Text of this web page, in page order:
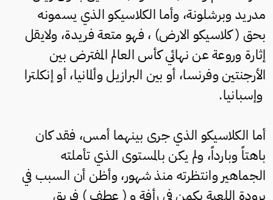
مدريد وبرشلونة، وأما الكلاسيكو الذي يسمونه
بحق ( كلاسيكو الارض) ، فهو متعة فريدة، ولايقل
إثارة وروعة عن نهائي كأس العالم المفترض بين
الأرجنتين وفرنسا، أو بين البرازيل وألمانيا، أو إنكلترا
وإسبانيا.
أما الكلاسيكو الذي جرى بينهما أمس، فقد كان
باهتاً وبارداً، ولم يكن بالمستوى الذي تأملته
الجماهير وانتظرته منذ شهور، وأظن أن السبب في
برودة اللعبة يكمن في رأفة و ( عطف ) فريق